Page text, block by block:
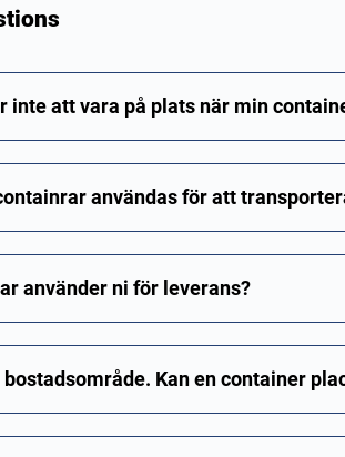
inte att vara på plats när min
användas för att
använder ni för leverans?
Kan en container